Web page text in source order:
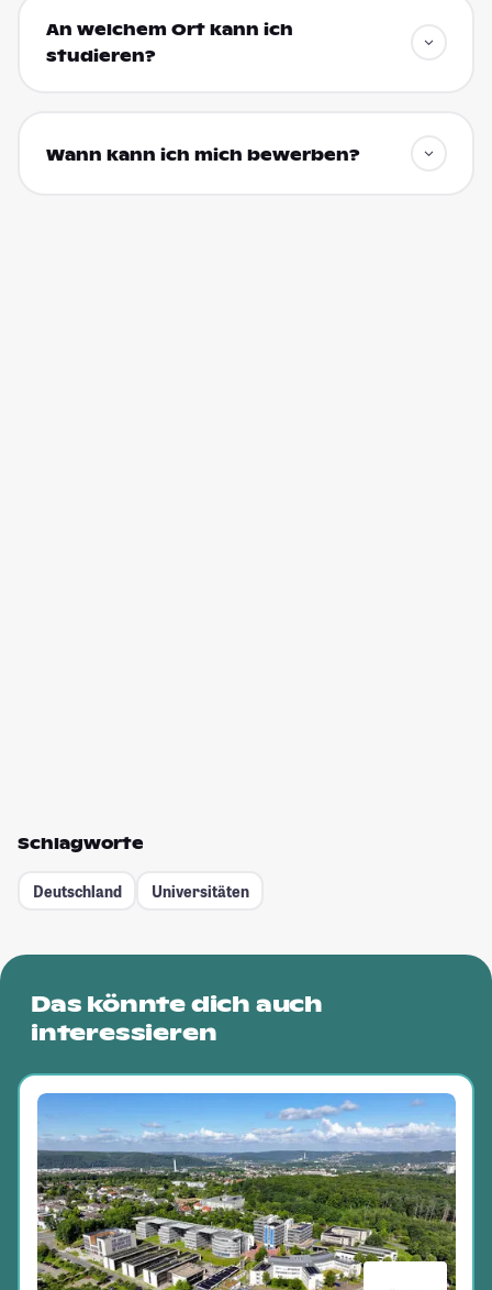
An welchem Ort kann ich
studieren?
Wann kann ich mich bewerben?
Schlagworte
Deutschland Universitäten
Das könnte dich auch
interessieren